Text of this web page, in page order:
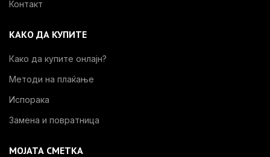
Контакт
КАКО ДА КУПИТЕ
Како да купите онлајн?
Методи на плаќање
Испорака
Замена и повратница
МОЈАТА СМЕТКА